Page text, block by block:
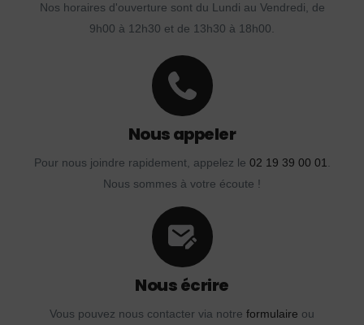
Nos horaires d'ouverture sont du Lundi au Vendredi, de
9h00 à 12h30 et de 13h30 à 18h00.
Nous appeler
Pour nous joindre rapidement, appelez le 02 19 39 00 01.
Nous sommes à votre écoute !
Nous écrire
Vous pouvez nous contacter via notre formulaire ou